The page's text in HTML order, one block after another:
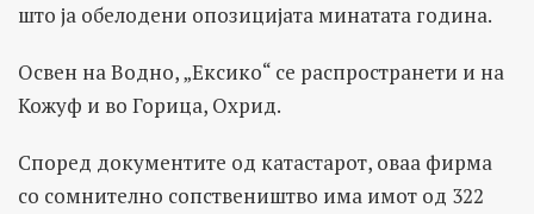
што ја обелодени опозицијата минатата година.
Освен на Водно, „Ексико“ се распространети и на
Кожуф и во Горица, Охрид.
Според документите од катастарот, оваа фирма
со сомнително сопствеништво има имот од 322